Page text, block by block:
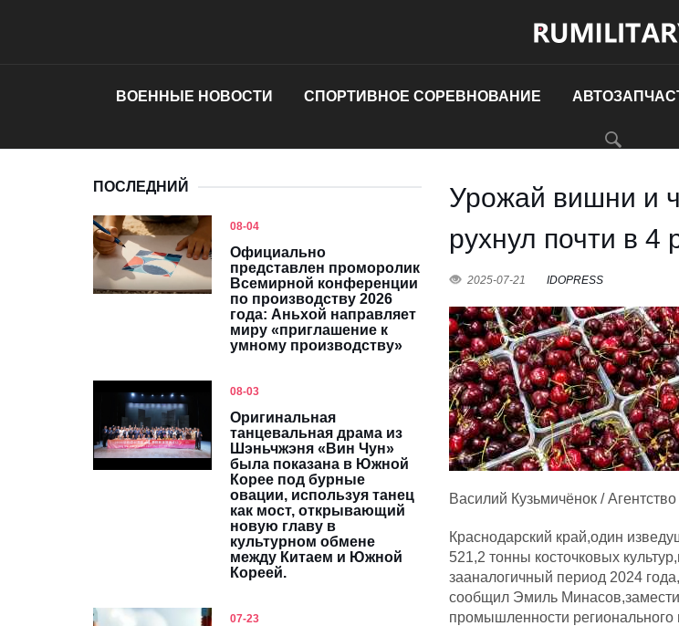
ВОЕННЫЕ НОВОСТИ СПОРТИВНОЕ СОРЕВНОВАНИЕ
ПОСЛЕДНИЙ
08-04
Официально
представлен проморолик
Всемирной конференции
по производству 2026
года: Аньхой направляет
миру «приглашение к
умному производству»
08-03
Оригинальная
танцевальная драма из
Шэньчжэня «Вин Чун»
была показана в Южной
Корее под бурные
овации, используя танец
как мост, открывающий
новую главу в
культурном обмене
между Китаем и Южной
Кореей.
07-23
Урожай вишни и
рухнул почти в 4
2025-07-21 IDOPRESS
Василий Кузьмичёнок /
Краснодарский край,один
521,2 тонны косточковых
зааналогичный период 2024
сообщил Эмиль
промышленности регионального